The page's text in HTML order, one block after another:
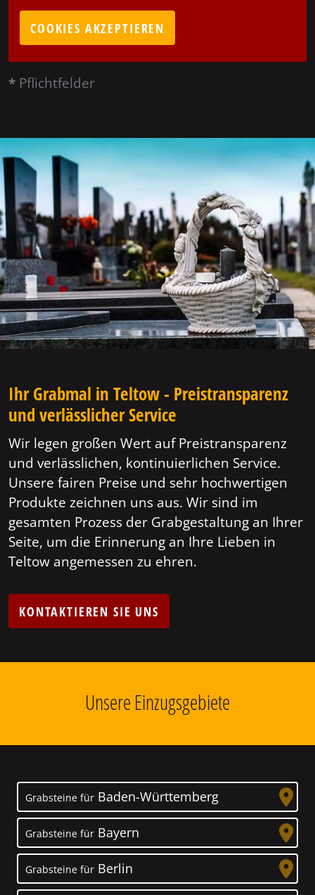
COOKIES AKZEPTIEREN
* Pflichtfelder
Ihr Grabmal in Teltow - Preistransparenz
und verlässlicher Service
Wir legen großen Wert auf Preistransparenz
und verlässlichen, kontinuierlichen Service.
Unsere fairen Preise und sehr hochwertigen
Produkte zeichnen uns aus. Wir sind im
gesamten Prozess der Grabgestaltung an Ihrer
Seite, um die Erinnerung an Ihre Lieben in
Teltow angemessen zu ehren.
KONTAKTIEREN SIE UNS
Unsere Einzugsgebiete
Grabsteine für Baden-Württemberg
Grabsteine für Bayern
Grabsteine für Berlin